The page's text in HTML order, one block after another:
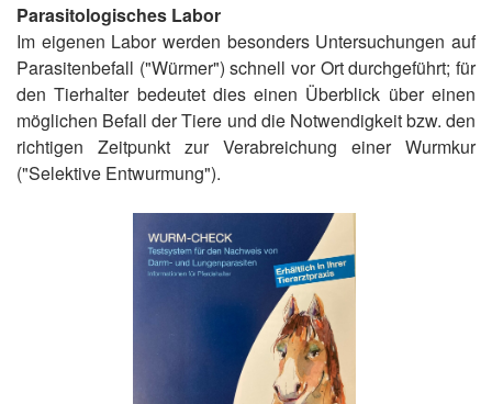
Parasitologisches Labor
Im eigenen Labor werden besonders Untersuchungen auf
Parasitenbefall ("Würmer") schnell vor Ort durchgeführt; für
den Tierhalter bedeutet dies einen Überblick über einen
möglichen Befall der Tiere und die Notwendigkeit bzw. den
richtigen Zeitpunkt zur Verabreichung einer Wurmkur
("Selektive Entwurmung").